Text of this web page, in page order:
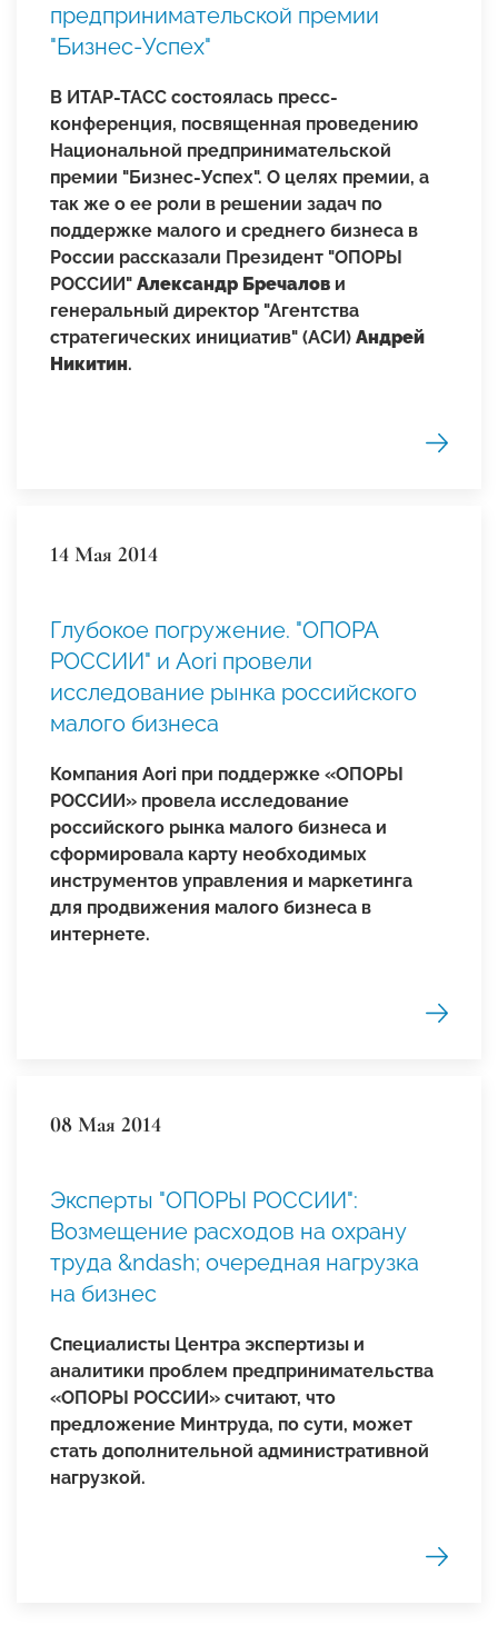
предпринимательской премии
"Бизнес-Успех"
В ИТАР-ТАСС состоялась пресс-
конференция, посвященная проведению
Национальной предпринимательской
премии "Бизнес-Успех". О целях премии, а
так же о ее роли в решении задач по
поддержке малого и среднего бизнеса в
России рассказали Президент "ОПОРЫ
РОССИИ" Александр Бречалов и
генеральный директор "Агентства
стратегических инициатив" (АСИ) Андрей
Никитин.
14 Мая 2014
Глубокое погружение. "ОПОРА
РОССИИ" и Aori провели
исследование рынка российского
малого бизнеса
Компания Aori при поддержке «ОПОРЫ
РОССИИ» провела исследование
российского рынка малого бизнеса и
сформировала карту необходимых
инструментов управления и маркетинга
для продвижения малого бизнеса в
интернете.
08 Мая 2014
Эксперты "ОПОРЫ РОССИИ":
Возмещение расходов на охрану
труда &ndash; очередная нагрузка
на бизнес
Специалисты Центра экспертизы и
аналитики проблем предпринимательства
«ОПОРЫ РОССИИ» считают, что
предложение Минтруда, по сути, может
стать дополнительной административной
нагрузкой.